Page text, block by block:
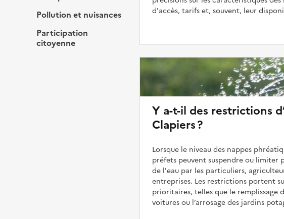
Pollution et nuisances
Participation
citoyenne
d'accès, tarifs et, souvent, leur
Y a-t-il des restrictions
Clapiers ?
Lorsque le niveau des nappes
préfets peuvent suspendre ou limiter
de l'eau par les particuliers,
entreprises. Les restrictions portent
prioritaires, telles que le remplissage
voitures ou l’arrosage des jardins